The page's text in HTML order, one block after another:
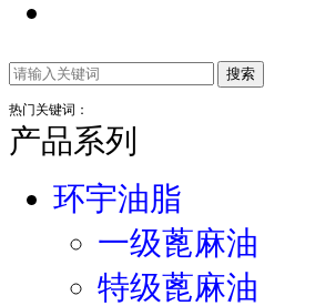
热门关键词：
产品系列
环宇油脂
一级蓖麻油
特级蓖麻油